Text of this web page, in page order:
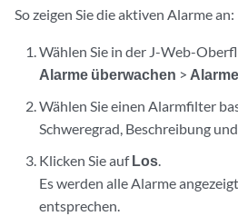
So zeigen Sie die aktiven Alarme an:
Wählen Sie in der J-Web-
Alarme überwachen >
Wählen Sie einen Alarmfilter
Schweregrad, Beschreibung
Klicken Sie aufLos.
Es werden alle Alarme
entsprechen.